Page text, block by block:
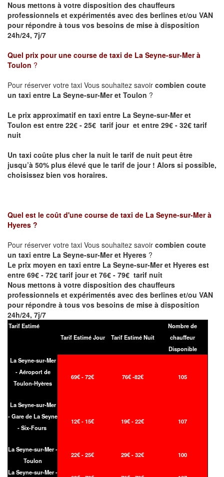
Nous mettons à votre disposition des chauffeurs
professionnels et expérimentés avec des berlines et/ou VAN
pour répondre à tous vos besoins de mise à disposition
24h/24, 7j/7
Quel prix pour une course de taxi de La Seyne-sur-Mer à
Toulon ?
Pour réserver votre taxi Vous souhaitez savoir combien coute
un taxi entre La Seyne-sur-Mer et Toulon ?
Le prix approximatif en taxi entre La Seyne-sur-Mer et
Toulon est entre 22€ - 25€ tarif jour et entre 29€ - 32€ tarif
nuit
Un taxi coûte plus cher la nuit le tarif de nuit peut être
jusqu’à 50% plus élevé que le tarif de jour ! Alors si possible,
choisissez bien vos horaires.
Quel est le coût d'une course de taxi de La Seyne-sur-Mer à
Hyeres ?
Pour réserver votre taxi Vous souhaitez savoir combien coute
un taxi entre La Seyne-sur-Mer et Hyeres ?
Le prix moyen en taxi entre La Seyne-sur-Mer et Hyeres est
entre 69€ - 72€ tarif jour et 76€ - 79€ tarif nuit
Nous mettons à votre disposition des chauffeurs
professionnels et expérimentés avec des berlines et/ou VAN
pour répondre à tous vos besoins de mise à disposition
24h/24, 7j/7
Tarif Estimé
Tarif Estimé Jour
Tarif Estimé Nuit
Nombre de
chauffeur
Disponible
La Seyne-sur-Mer
- Aéroport de
Toulon-Hyères
69€ - 72€ 76€ -82€ 105
La Seyne-sur-Mer
- Gare de La Seyne
- Six-Fours
12€ - 15€ 19€ - 22€ 107
La Seyne-sur-Mer -
Toulon
22€ - 25€ 29€ - 32€ 100
La Seyne-sur-Mer -